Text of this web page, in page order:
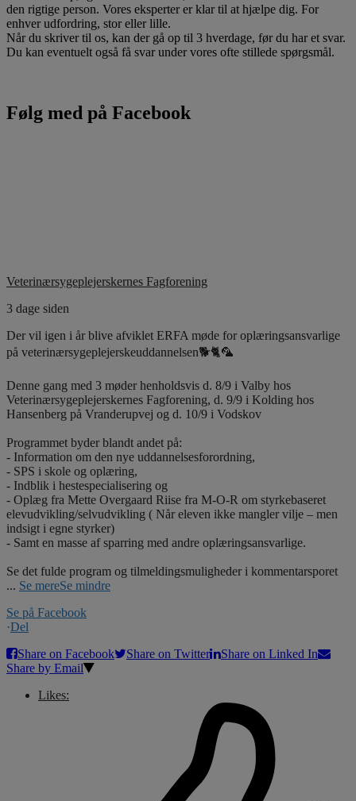
den rigtige person. Vores eksperter er klar til at hjælpe dig. For
enhver udfordring, stor eller lille.
Når du skriver til os, kan der gå op til 3 hverdage, før du har et svar.
Du kan eventuelt også få svar under vores ofte stillede spørgsmål.
Følg med på Facebook
Veterinærsygeplejerskernes Fagforening
3 dage siden
Der vil igen i år blive afviklet ERFA møde for oplæringsansvarlige
på veterinærsygeplejerskeuddannelsen🐕🐈🦜
Denne gang med 3 møder henholdsvis d. 8/9 i Valby hos
Veterinærsygeplejerskernes Fagforening, d. 9/9 i Kolding hos
Hansenberg på Vranderupvej og d. 10/9 i Vodskov
Programmet byder blandt andet på:
- Information om den nye uddannelsesforordning,
- SPS i skole og oplæring,
- Indblik i hestespecialisering og
- Oplæg fra Mette Overgaard Riise fra M-O-R om styrkebaseret
elevudvikling/selvudvikling ( Når eleven ikke mangler vilje – men
indsigt i egne styrker)
- Samt en masse af sparring med andre oplæringsansvarlige.
Se det fulde program og tilmeldingsmuligheder i kommentarsporet
... Se mereSe mindre
Se på Facebook
·Del
Share on Facebook
Share on Twitter
Share on Linked In
Share by Email
Likes: